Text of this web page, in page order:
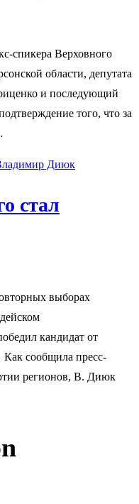
спикера Верховного
области, депутата
и последующий
того, что за
стал
выборах
кандидат от
сообщила пресс-
регионов, В. Диюк